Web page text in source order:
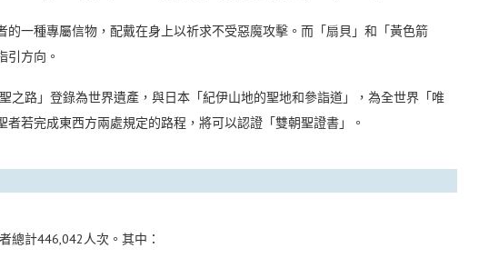
一種專屬信物，配戴在身上以祈求不受惡魔攻擊。而「扇貝」和「黃色箭
引方向。
之路」登錄為世界遺產，與日本「紀伊山地的聖地和參詣道」，為全世界「唯
若完成東西方兩處規定的路程，將可以認證「雙朝聖證書」。
總計446,042人次。其中：